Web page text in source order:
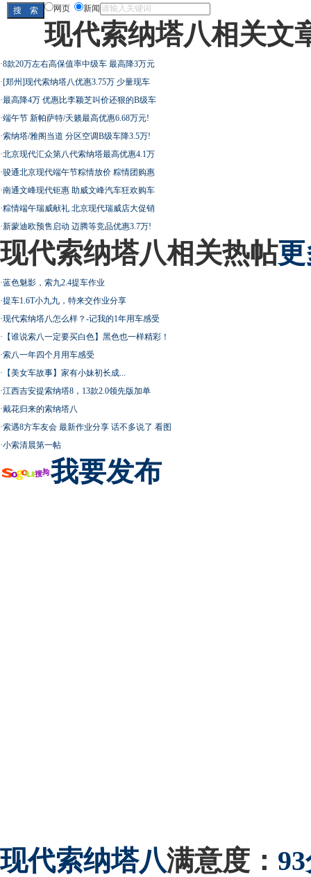
网页 新闻
现代索纳塔八相关文
·8款20万左右高保值率中级车 最高降3万元
·[郑州]现代索纳塔八优惠3.75万 少量现车
·最高降4万 优惠比李颖芝叫价还狠的B级车
·端午节 新帕萨特/天籁最高优惠6.68万元!
·索纳塔/雅阁当道 分区空调B级车降3.5万!
·北京现代汇众第八代索纳塔最高优惠4.1万
·骏通北京现代端午节粽情放价 粽情团购惠
·南通文峰现代钜惠 助威文峰汽车狂欢购车
·粽情端午瑞威献礼 北京现代瑞威店大促销
·新蒙迪欧预售启动 迈腾等竞品优惠3.7万!
现代索纳塔八相关热帖
·蓝色魅影，索九2.4提车作业
·提车1.6T小九九，特来交作业分享
·现代索纳塔八怎么样？-记我的1年用车感受
· 【谁说索八一定要买白色】黑色也一样精彩！
·索八一年四个月用车感受
· 【美女车故事】家有小妹初长成...
·江西吉安提索纳塔8，13款2.0领先版加单
·戴花归来的索纳塔八
·索遇8方车友会 最新作业分享 话不多说了 看图
·小索清晨第一帖
我要发布
现代索纳塔八满意度：